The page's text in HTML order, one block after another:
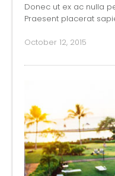
Donec ut ex ac nulla
Praesent placerat
October 12, 2015